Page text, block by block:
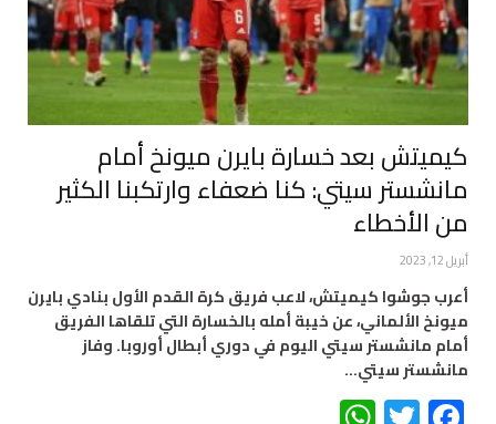
كيميتش بعد خسارة بايرن ميونخ أمام
مانشستر سيتي: كنا ضعفاء وارتكبنا الكثير
من الأخطاء
أبريل 12, 2023
أعرب جوشوا كيميتش، لاعب فريق كرة القدم الأول بنادي بايرن
ميونخ الألماني، عن خيبة أمله بالخسارة التي تلقاها الفريق
أمام مانشستر سيتي اليوم في دوري أبطال أوروبا. وفاز
مانشستر سيتي…